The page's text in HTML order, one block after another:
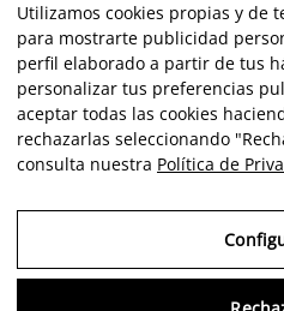
Utilizamos cookies propias y de
para mostrarte publicidad
perfil elaborado a partir de tus
personalizar tus preferencias
aceptar todas las cookies
rechazarlas seleccionando
consulta nuestra Política de